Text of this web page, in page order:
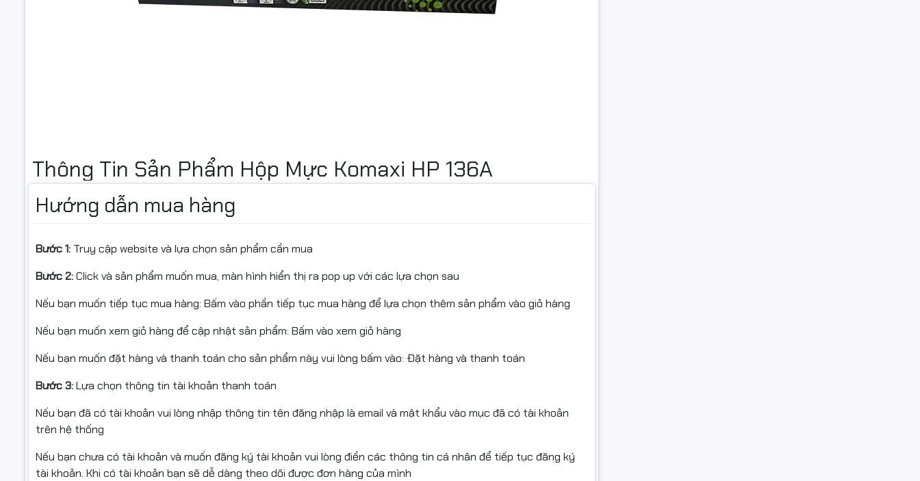
Thông Tin Sản Phẩm Hộp Mực Komaxi HP 136A
Thương hiệu
: Komaxi
Loại mực: Mực in laser đen trắng
Phiên bản:Không chip
Số trang in: Khoảng 1.150 trang A4(độ phủ 5%)
Tình trạng: Mới 100%
Phân loại : Mực tương thích chất lượng cao
Hướng dẫn mua hàng
Bước 1: Truy cập website và lựa chọn sản phẩm cần mua
Bước 2:Click và sản phẩm muốn mua, màn hình hiển thị ra pop up với các lựa chọn sau
Nếu bạn muốn tiếp tục mua hàng: Bấm vào phần tiếp tục mua hàng để lựa chọn thêm sản phẩm vào giỏ hàng
Nếu bạn muốn xem giỏ hàng để cập nhật sản phẩm: Bấm vào xem giỏ hàng
Nếu bạn muốn đặt hàng và thanh toán cho sản phẩm này vui lòng bấm vào: Đặt hàng và thanh toán
Bước 3:Lựa chọn thông tin tài khoản thanh toán
Nếu bạn đã có tài khoản vui lòng nhập thông tin tên đăng nhập là email và mật khẩu vào mục đã có tài khoản
trên hệ thống
Nếu bạn chưa có tài khoản và muốn đăng ký tài khoản vui lòng điền các thông tin cá nhân để tiếp tục đăng ký
tài khoản. Khi có tài khoản bạn sẽ dễ dàng theo dõi được đơn hàng của mình